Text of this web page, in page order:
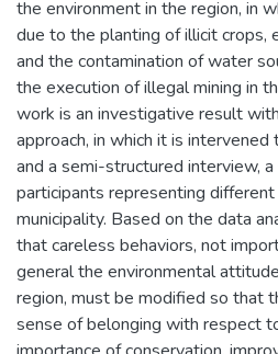
the environment in the region, in
due to the planting of illicit crops,
and the contamination of water
the execution of illegal mining in
work is an investigative result
approach, in which it is
and a semi-structured interview,
participants representing
municipality. Based on the data
that careless behaviors, not
general the environmental
region, must be modified so that
sense of belonging with respect